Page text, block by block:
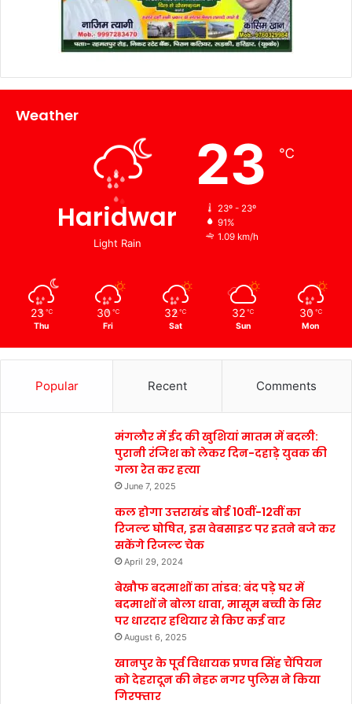
Weather
Haridwar
Light Rain
23 ℃
23º - 23º
91%
1.09 km/h
23 ℃
Thu
30 ℃
Fri
32 ℃
Sat
32 ℃
Sun
30 ℃
Mon
Popular Recent Comments
मंगलौर में ईद की खुशियां मातम में बदली:
पुरानी रंजिश को लेकर दिन-दहाड़े युवक की
गला रेत कर हत्या
June 7, 2025
कल होगा उत्तराखंड बोर्ड 10वीं-12वीं का
रिजल्ट घोषित, इस वेबसाइट पर इतने बजे कर
सकेंगे रिजल्ट चेक
April 29, 2024
बेखौफ बदमाशों का तांडव: बंद पड़े घर में
बदमाशों ने बोला धावा, मासूम बच्ची के सिर
पर धारदार हथियार से किए कई वार
August 6, 2025
खानपुर के पूर्व विधायक प्रणव सिंह चैंपियन
को देहरादून की नेहरू नगर पुलिस ने किया
गिरफ्तार